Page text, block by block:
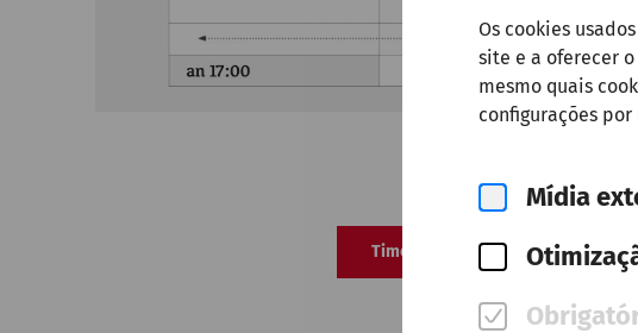
Os cookies
site e a oferecer
mesmo quais
configurações
Mídia
Timetable as a PDF